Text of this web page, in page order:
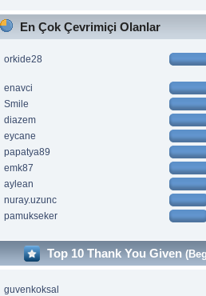
En Çok Çevrimiçi Olanlar
orkide28
enavci
Smile
diazem
eycane
papatya89
emk87
aylean
nuray.uzunc
pamukseker
Top 10 Thank You Given
guvenkoksal